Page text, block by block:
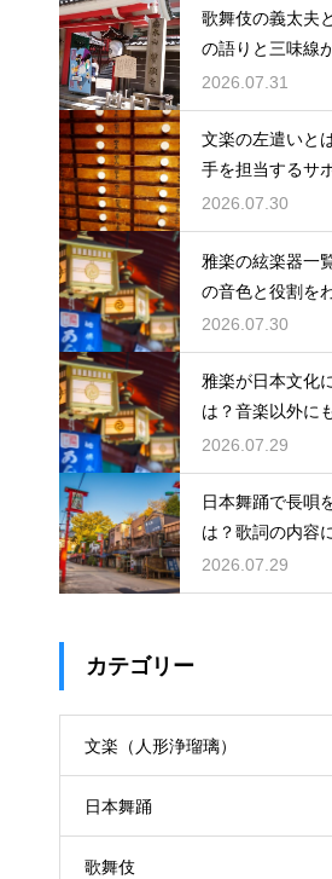
歌舞伎の義太夫
の語りと三味線
魅力を解説
2026.07.31
文楽の左遣いと
手を担当するサ
割と鍛錬を解説
2026.07.30
雅楽の絃楽器一
の音色と役割を
2026.07.30
雅楽が日本文化
は？音楽以外に
跡
2026.07.29
日本舞踊で長唄
は？歌詞の内容
味わう！三味線
られた情緒を解
2026.07.29
カテゴリー
文楽（人形浄瑠璃）
日本舞踊
歌舞伎